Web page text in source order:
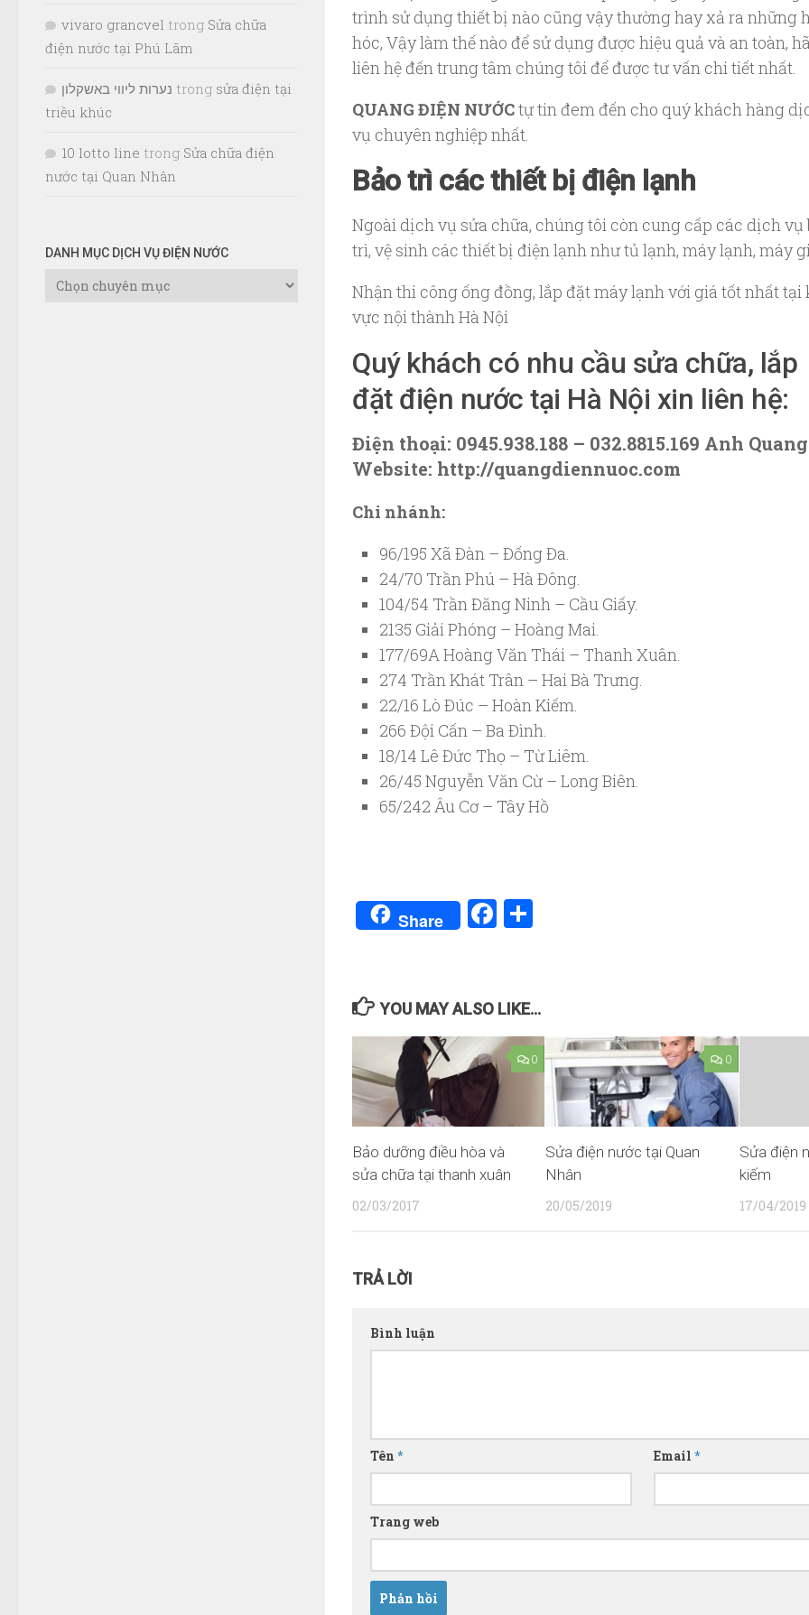
trình sử dụng thiết bị nào cũng vậy thường hay xả ra những
hóc, Vậy làm thế nào để sử dụng được hiệu quả và an toàn,
liên hệ đến trung tâm chúng tôi để được tư vấn chi tiết nhất.
QUANG ĐIỆN NƯỚCtự tin đem đến cho quý khách hàng
vụ chuyên nghiệp nhất.
Bảo trì các thiết bị điện lạnh
Ngoài dịch vụ sửa chữa, chúng tôi còn cung cấp các dịch vụ
trì, vệ sinh các thiết bị điện lạnh như tủ lạnh, máy lạnh, máy
Nhận thi công ống đồng, lắp đặt máy lạnh với giá tốt nhất tại
vực nội thành Hà Nội
Quý khách có nhu cầu sửa chữa, lắp
đặt điện nước tại Hà Nội xin liên hệ:
Điện thoại: 0945.938.188 – 032.8815.169 Anh
Website: http://quangdiennuoc.com
Chi nhánh:
96/195 Xã Đàn – Đống Đa.
24/70 Trần Phú – Hà Đông.
104/54 Trần Đăng Ninh – Cầu Giấy.
2135 Giải Phóng – Hoàng Mai.
177/69A Hoàng Văn Thái – Thanh Xuân.
274 Trần Khát Trân – Hai Bà Trưng.
22/16 Lò Đúc – Hoàn Kiếm.
266 Đội Cấn – Ba Đình.
18/14 Lê Đức Thọ – Từ Liêm.
26/45 Nguyễn Văn Cừ – Long Biên.
65/242 Âu Cơ – Tây Hồ
Share Facebook
YOU MAY ALSO LIKE...
0
Bảo dưỡng điều hòa và
sửa chữa tại thanh xuân
02/03/2017
0
Sửa điện nước tại Quan
Nhân
20/05/2019
Sửa điện
kiếm
17/04/2019
TRẢ LỜI
Bình luận
Tên * Email*
Trang web
vivaro grancvel trong Sửa chữa
điện nước tại Phú Lãm
נערות ליווי באשקלון trong sửa điện tại
triều khúc
10 lotto line trong Sửa chữa điện
nước tại Quan Nhân
DANH MỤC DỊCH VỤ ĐIỆN NƯỚC
Danh